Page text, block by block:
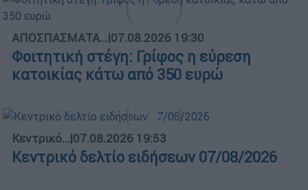
ΑΠΟΣΠΑΣΜΑΤΑ...|07.08.2026 19:30
Φοιτητική στέγη: Γρίφος η εύρεση
κατοικίας κάτω από 350 ευρώ
Κεντρικό...|07.08.2026 19:53
Κεντρικό δελτίο ειδήσεων 07/08/2026